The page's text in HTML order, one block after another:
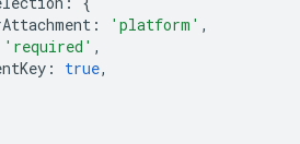
: 'platform' ,
'required' ,
: true,